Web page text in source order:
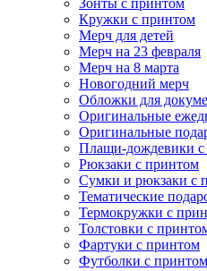
Зонты с принтом
Кружки с принтом
Мерч для детей
Мерч на 23 февраля
Мерч на 8 марта
Новогодний мерч
Обложки для
Оригинальные
Оригинальные
Плащи-дождевики
Рюкзаки с принтом
Сумки и рюкзаки с
Тематические
Термокружки с
Толстовки с
Фартуки с принтом
Футболки с принтом